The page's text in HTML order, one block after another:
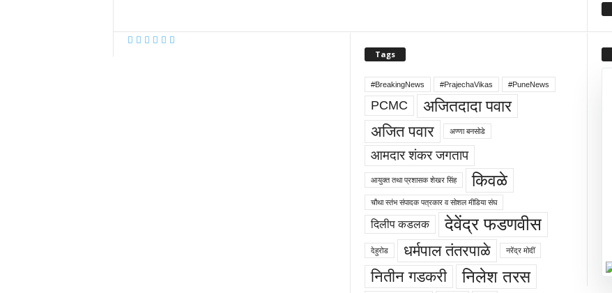
Tags
#BreakingNews #PrajechaVikas #PuneNews
PCMC अजितदादा पवार
अजित पवार अण्णा बनसोडे
आमदार शंकर जगताप
आयुक्त तथा प्रशासक शेखर सिंह किवळे
चौथा स्तंभ संपादक पत्रकार व सोशल मीडिया संघ
दिलीप कडलक देवेंद्र फडणवीस
देहुरोड धर्मपाल तंतरपाळे नरेंद्र मोदीं
नितीन गडकरी निलेश तरस